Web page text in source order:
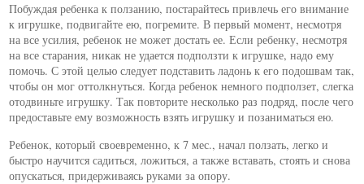
Побуждая ребенка к ползанию, постарайтесь привлечь его внимание
к игрушке, подвигайте ею, погремите. В первый момент, несмотря
на все усилия, ребенок не может достать ее. Если ребенку, несмотря
на все старания, никак не удается подползти к игрушке, надо ему
помочь. С этой целью следует подставить ладонь к его подошвам так,
чтобы он мог оттолкнуться. Когда ребенок немного подползет, слегка
отодвиньте игрушку. Так повторите несколько раз подряд, после чего
предоставьте ему возможность взять игрушку и позаниматься ею.
Ребенок, который своевременно, к 7 мес., начал ползать, легко и
быстро научится садиться, ложиться, а также вставать, стоять и снова
опускаться, придерживаясь руками за опору.